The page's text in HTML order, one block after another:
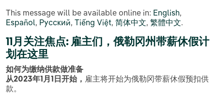
This message will be available online in: English,
Español, Русский, Tiếng Việt, 简体中文, 繁體中文.
11月关注焦点: 雇主们，俄勒冈州带薪休假计
划在这里
如何为缴纳供款做准备
从2023年1月1日开始， 雇主将开始为俄勒冈带薪休假预扣供
款。